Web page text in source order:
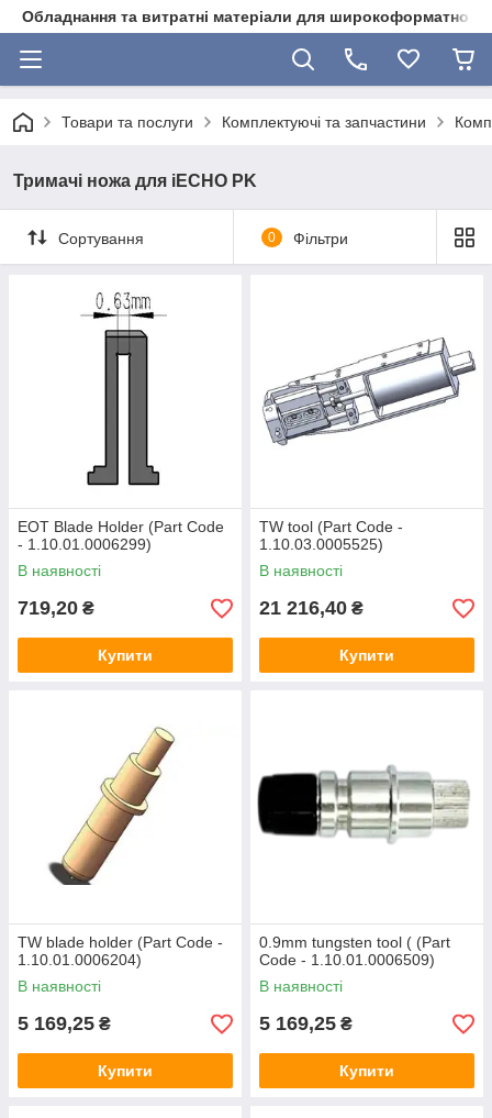
Обладнання та витратні матеріали для широкоформатного
Товари та послуги Комплектуючі та запчастини
Тримачі ножа для iECHO PK
Сортування 0 Фільтри
EOT Blade Holder (Part Code
- 1.10.01.0006299)
В наявності
719,20 ₴
Купити
TW tool (Part Code -
1.10.03.0005525)
В наявності
21 216,40 ₴
Купити
TW blade holder (Part Code -
1.10.01.0006204)
В наявності
5 169,25 ₴
Купити
0.9mm tungsten tool ( (Part
Code - 1.10.01.0006509)
В наявності
5 169,25 ₴
Купити